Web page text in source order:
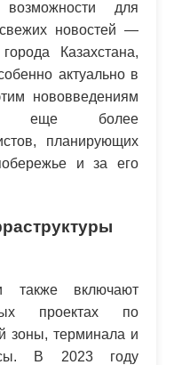
для
новостей —
Казахстана,
актуально в
нововведениям
еще более
планирующих
и за его
также включают
проектах по
зоны, терминала и
В 2023 году